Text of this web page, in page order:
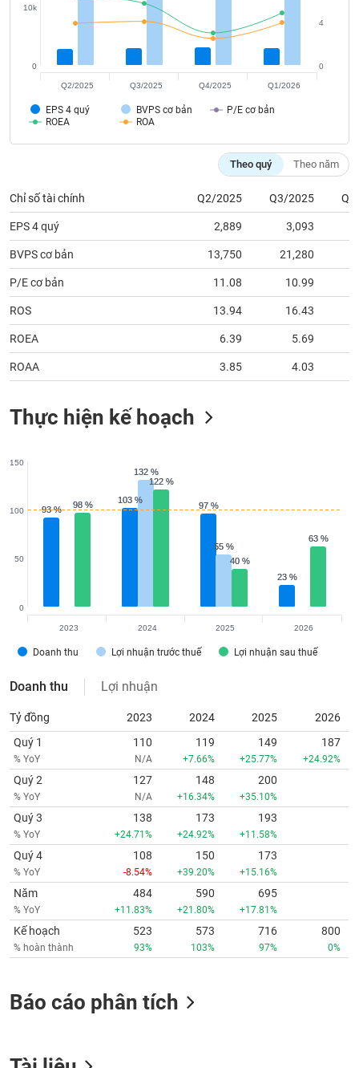
EPS 4 quý BVPS cơ bản
P/E cơ bản
ROEA
ROA
0
10k
0
4
Q2/2025 Q3/2025 Q4/2025 Q1/2026
Theo quý Theo năm
Chỉ số tài chính Q2/2025 Q3/2025
EPS 4 quý 2,889 3,093
BVPS cơ bản 13,750 21,280
P/E cơ bản 11.08 10.99
ROS 13.94 16.43
ROEA 6.39 5.69
ROAA 3.85 4.03
Thực hiện kế hoạch
93 %
93 %
103 %
103 %
97 %
97 %
23 %
23 %
132 %
132 %
55 %
55 %
98 %
98 %
122 %
122 %
40 %
40 %
63 %
63 %
Doanh thu Lợi nhuận trước thuế Lợi nhuận sau thuế
0
50
100
150
2023 2024 2025 2026
Doanh thu Lợi nhuận
Tỷ đồng 2023 2024 2025
2026
Quý 1
% YoY
110
N/A
119
+7.66%
149
+25.77%
187
+24.92%
Quý 2
% YoY
127
N/A
148
+16.34%
200
+35.10%
Quý 3
% YoY
138
+24.71%
173
+24.92%
193
+11.58%
Quý 4
% YoY
108
-8.54%
150
+39.20%
173
+15.16%
Năm
% YoY
484
+11.83%
590
+21.80%
695
+17.81%
Kế hoạch
% hoàn thành
523
93%
573
103%
716
97%
800
0%
Báo cáo phân tích
chính